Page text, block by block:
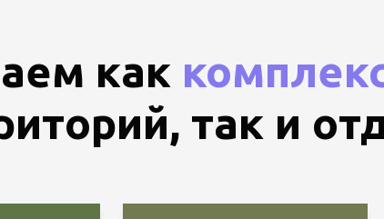
как
так и